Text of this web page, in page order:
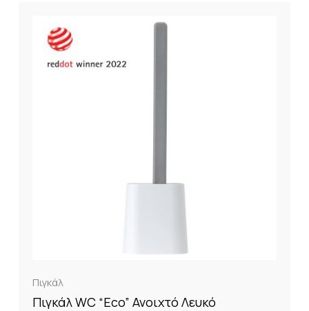
Πιγκάλ
Πιγκάλ WC “Eco” Ανοιχτό Λευκό